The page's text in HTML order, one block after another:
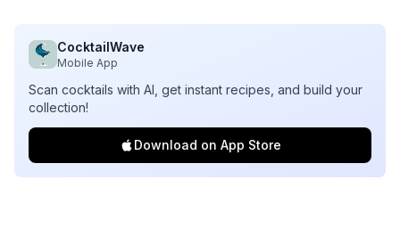
CocktailWave
Mobile App
Scan cocktails with AI, get instant recipes, and build your
collection!
Download on App Store